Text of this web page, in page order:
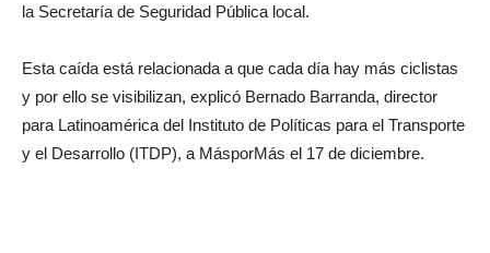
la Secretaría de Seguridad Pública local.
Esta caída está relacionada a que cada día hay más ciclistas
y por ello se visibilizan, explicó Bernado Barranda, director
para Latinoamérica del Instituto de Políticas para el Transporte
y el Desarrollo (ITDP), a MásporMás el 17 de diciembre.